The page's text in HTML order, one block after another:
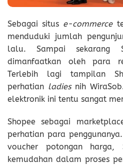
Sebagai situs e-commerce
menduduki jumlah
lalu. Sampai sekarang
dimanfaatkan oleh para
Terlebih lagi tampilan
perhatian ladies nih
elektronik ini tentu sangat
Shopee sebagai
perhatian para
voucher potongan harga,
kemudahan dalam proses